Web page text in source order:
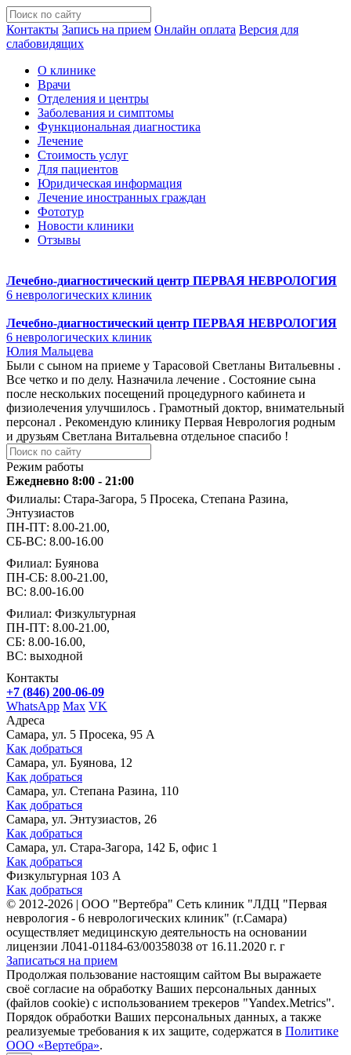
Контакты Запись на прием Онлайн оплата Версия для
слабовидящих
О клинике
Врачи
Отделения и центры
Заболевания и симптомы
Функциональная диагностика
Лечение
Стоимость услуг
Для пациентов
Юридическая информация
Лечение иностранных граждан
Фототур
Новости клиники
Отзывы
Лечебно-диагностический центр ПЕРВАЯ НЕВРОЛОГИЯ
6 неврологических клиник
Лечебно-диагностический центр ПЕРВАЯ НЕВРОЛОГИЯ
6 неврологических клиник
Юлия Мальцева
Были с сыном на приеме у Тарасовой Светланы Витальевны .
Все четко и по делу. Назначила лечение . Состояние сына
после нескольких посещений процедурного кабинета и
физиолечения улучшилось . Грамотный доктор, внимательный
персонал . Рекомендую клинику Первая Неврология родным
и друзьям Светлана Витальевна отдельное спасибо !
Режим работы
Ежедневно 8:00 - 21:00
Филиалы: Стара-Загора, 5 Просека, Степана Разина,
Энтузиастов
ПН-ПТ: 8.00-21.00,
СБ-ВС: 8.00-16.00
Филиал: Буянова
ПН-СБ: 8.00-21.00,
ВС: 8.00-16.00
Филиал: Физкультурная
ПН-ПТ: 8.00-21.00,
СБ: 8.00-16.00,
ВС: выходной
Контакты
+7 (846) 200-06-09
WhatsApp Max VK
Адреса
Самара, ул. 5 Просека, 95 А
Как добраться
Самара, ул. Буянова, 12
Как добраться
Самара, ул. Степана Разина, 110
Как добраться
Самара, ул. Энтузиастов, 26
Как добраться
Самара, ул. Стара-Загора, 142 Б, офис 1
Как добраться
Физкультурная 103 А
Как добраться
© 2012-2026 | ООО "Вертебра" Сеть клиник "ЛДЦ "Первая
неврология - 6 неврологических клиник" (г.Самара)
осуществляет медицинскую деятельность на основании
лицензии Л041-01184-63/00358038 от 16.11.2020 г. г
Записаться на прием
Продолжая пользование настоящим сайтом Вы выражаете
своё согласие на обработку Ваших персональных данных
(файлов cookie) с использованием трекеров "Yandex.Metrics".
Порядок обработки Ваших персональных данных, а также
реализуемые требования к их защите, содержатся в Политике
ООО «Вертебра».